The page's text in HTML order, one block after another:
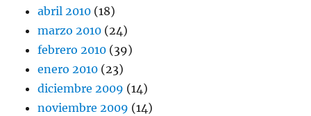
abril 2010 (18)
marzo 2010 (24)
febrero 2010 (39)
enero 2010 (23)
diciembre 2009 (14)
noviembre 2009 (14)